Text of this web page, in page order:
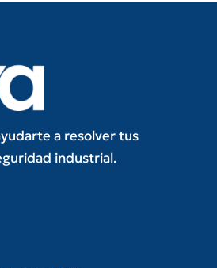
a resolver tus
industrial.